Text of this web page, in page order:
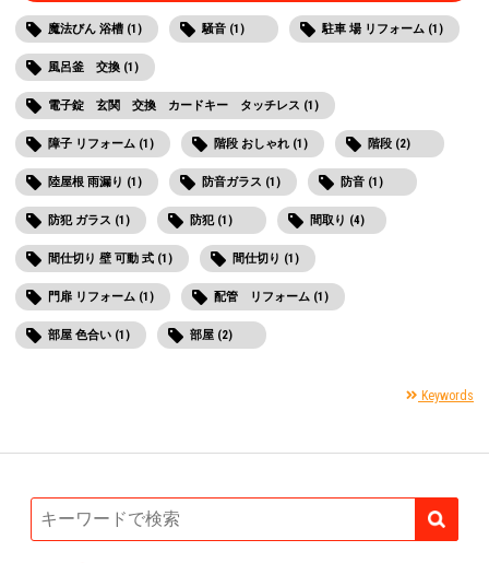
魔法びん 浴槽 (1) 騒音 (1) 駐車 場 リフォーム (1)
風呂釜 交換 (1)
電子錠 玄関 交換 カードキー タッチレス (1)
障子 リフォーム (1) 階段 おしゃれ (1) 階段 (2)
陸屋根 雨漏り (1) 防音ガラス (1) 防音 (1)
防犯 ガラス (1) 防犯 (1) 間取り (4)
間仕切り 壁 可動 式 (1) 間仕切り (1)
門扉 リフォーム (1) 配管 リフォーム (1)
部屋 色合い (1) 部屋 (2)
Keywords